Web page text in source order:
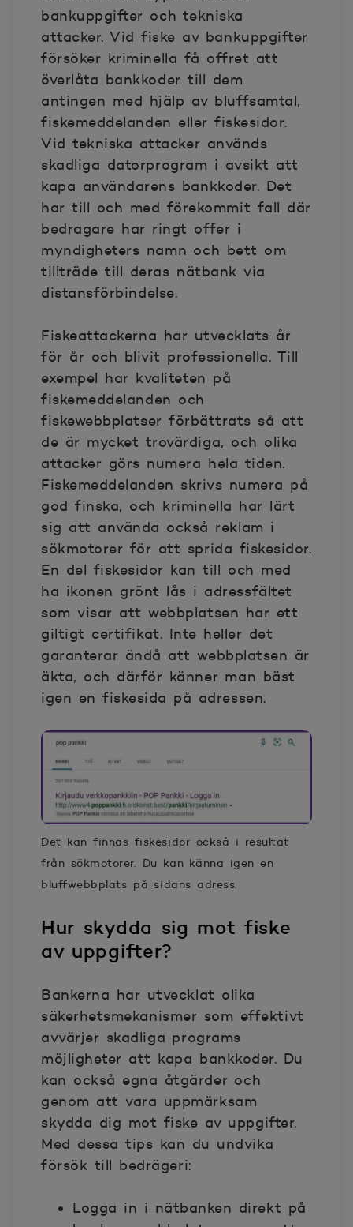
bankuppgifter och tekniska
attacker. Vid fiske av bankuppgifter
försöker kriminella få offret att
överlåta bankkoder till dem
antingen med hjälp av bluffsamtal,
fiskemeddelanden eller fiskesidor.
Vid tekniska attacker används
skadliga datorprogram i avsikt att
kapa användarens bankkoder. Det
har till och med förekommit fall där
bedragare har ringt offer i
myndigheters namn och bett om
tillträde till deras nätbank via
distansförbindelse.
Fiskeattackerna har utvecklats år
för år och blivit professionella. Till
exempel har kvaliteten på
fiskemeddelanden och
fiskewebbplatser förbättrats så att
de är mycket trovärdiga, och olika
attacker görs numera hela tiden.
Fiskemeddelanden skrivs numera på
god finska, och kriminella har lärt
sig att använda också reklam i
sökmotorer för att sprida fiskesidor.
En del fiskesidor kan till och med
ha ikonen grönt lås i adressfältet
som visar att webbplatsen har ett
giltigt certifikat. Inte heller det
garanterar ändå att webbplatsen är
äkta, och därför känner man bäst
igen en fiskesida på adressen.
Det kan finnas fiskesidor också i resultat
från sökmotorer. Du kan känna igen en
bluffwebbplats på sidans adress.
Hur skydda sig mot fiske
av uppgifter?
Bankerna har utvecklat olika
säkerhetsmekanismer som effektivt
avvärjer skadliga programs
möjligheter att kapa bankkoder. Du
kan också egna åtgärder och
genom att vara uppmärksam
skydda dig mot fiske av uppgifter.
Med dessa tips kan du undvika
försök till bedrägeri:
Logga in i nätbanken direkt på